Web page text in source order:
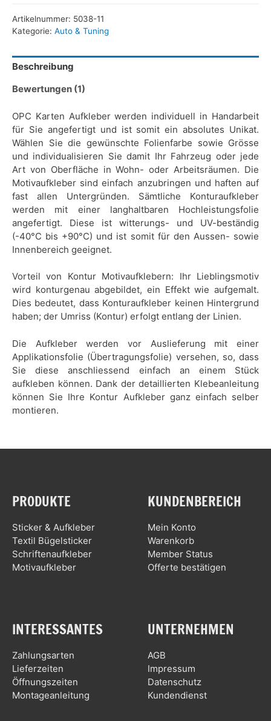
Artikelnummer: 5038-11
Kategorie: Auto & Tuning
Beschreibung
Bewertungen (1)
OPC Karten Aufkleber werden individuell in Handarbeit
für Sie angefertigt und ist somit ein absolutes Unikat.
Wählen Sie die gewünschte Folienfarbe sowie Grösse
und individualisieren Sie damit Ihr Fahrzeug oder jede
Art von Oberfläche in Wohn- oder Arbeitsräumen. Die
Motivaufkleber sind einfach anzubringen und haften auf
fast allen Untergründen. Sämtliche Konturaufkleber
werden mit einer langhaltbaren Hochleistungsfolie
angefertigt. Diese ist witterungs- und UV-beständig
(-40°C bis +90°C) und ist somit für den Aussen- sowie
Innenbereich geeignet.
Vorteil von Kontur Motivaufklebern: Ihr Lieblingsmotiv
wird konturgenau abgebildet, ein Effekt wie aufgemalt.
Dies bedeutet, dass Konturaufkleber keinen Hintergrund
haben; der Umriss (Kontur) erfolgt entlang der Linien.
Die Aufkleber werden vor Auslieferung mit einer
Applikationsfolie (Übertragungsfolie) versehen, so, dass
Sie diese anschliessend einfach an einem Stück
aufkleben können. Dank der detaillierten Klebeanleitung
können Sie Ihre Kontur Aufkleber ganz einfach selber
montieren.
PRODUKTE
Sticker & Aufkleber
Textil Bügelsticker
Schriftenaufkleber
Motivaufkleber
KUNDENBEREICH
Mein Konto
Warenkorb
Member Status
Offerte bestätigen
INTERESSANTES
Zahlungsarten
Lieferzeiten
Öffnungszeiten
Montageanleitung
UNTERNEHMEN
AGB
Impressum
Datenschutz
Kundendienst